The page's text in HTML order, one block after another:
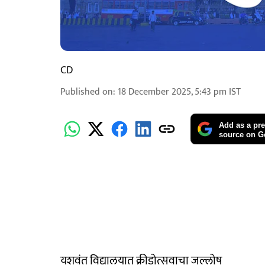
CD
Published on: 18 December 2025, 5:43 pm IST
Add as a
source on
यशवंत विद्यालयात क्रीडोत्सवाचा जल्लोष